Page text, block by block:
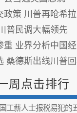
政策 川普再呛希
普民调大幅领先
重 业界分析中国
桑德斯出线川普
周点击排行
工薪人士报税易犯的